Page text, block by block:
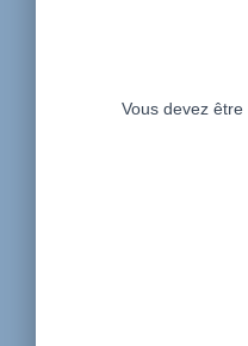
Vous devez être